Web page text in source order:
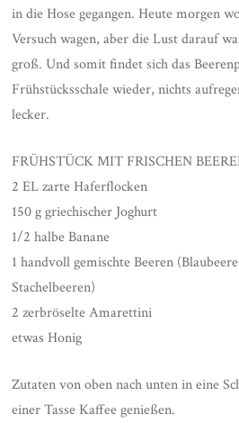
in die Hose gegangen. Heute morgen
Versuch wagen, aber die Lust darauf
groß. Und somit findet sich das
Frühstücksschale wieder, nichts
lecker.
FRÜHSTÜCK MIT FRISCHEN
2 EL zarte Haferflocken
150 g griechischer Joghurt
1/2 halbe Banane
1 handvoll gemischte Beeren
Stachelbeeren)
2 zerbröselte Amarettini
etwas Honig
Zutaten von oben nach unten in eine
einer Tasse Kaffee genießen.